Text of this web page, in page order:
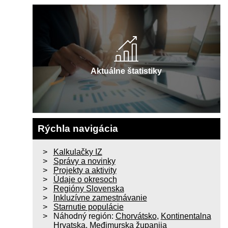
Aktuálne štatistiky
Rýchla navigácia
Kalkulačky IZ
Správy a novinky
Projekty a aktivity
Údaje o okresoch
Regióny Slovenska
Inkluzívne zamestnávanie
Starnutie populácie
Náhodný región: Chorvátsko, Kontinentalna
Hrvatska, Međimurska županija